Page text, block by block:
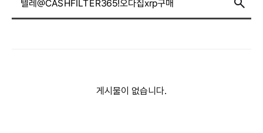
게시물이 없습니다.